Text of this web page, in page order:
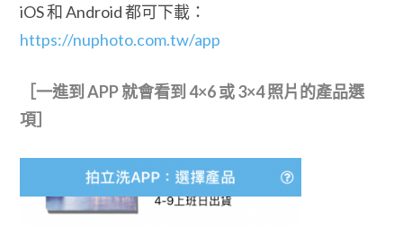
iOS 和 Android 都可下載：
https://nuphoto.com.tw/app
［一進到 APP 就會看到 4×6 或 3×4 照片的產品選
項］